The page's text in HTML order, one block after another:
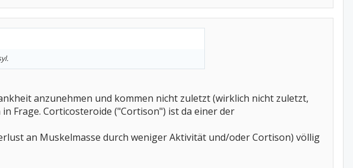
anzunehmen und kommen nicht zuletzt (wirklich nicht zuletzt,
Frage. Corticosteroide ("Cortison") ist da einer der
an Muskelmasse durch weniger Aktivität und/oder Cortison) völlig